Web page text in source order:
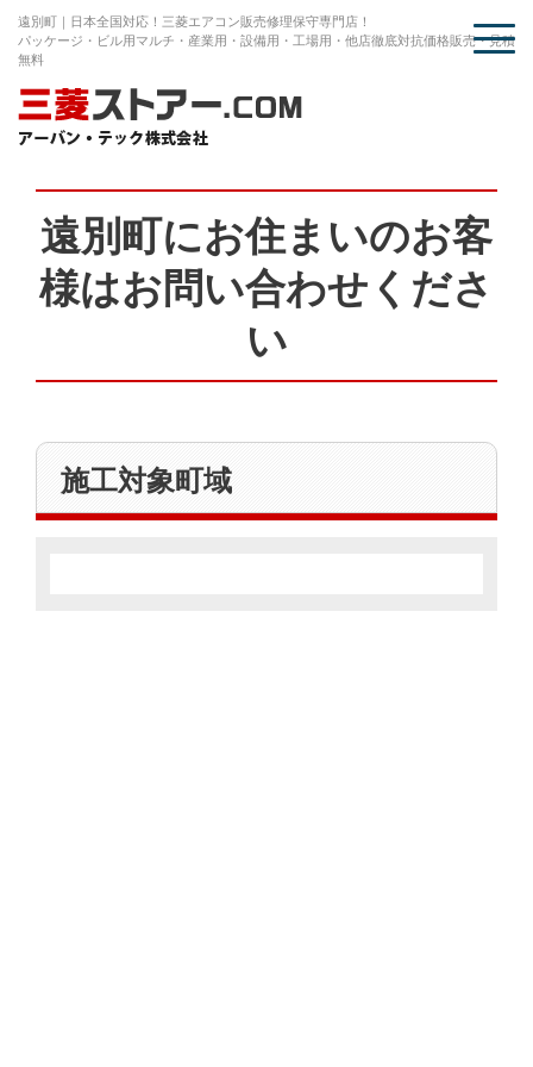
遠別町｜日本全国対応！三菱エアコン販売修理保守専門店！
パッケージ・ビル用マルチ・産業用・設備用・工場用・他店徹底対抗価格販売・見積
無料
遠別町にお住まいのお客
様はお問い合わせくださ
い
施工対象町域